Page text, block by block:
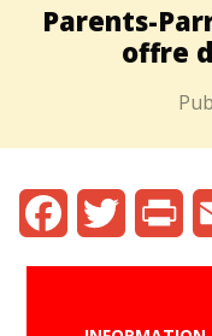
Parents-
offre